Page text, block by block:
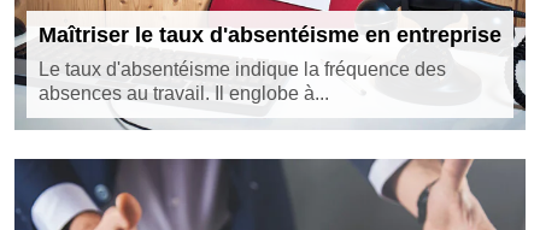
Maîtriser le taux d'absentéisme en entreprise
Le taux d'absentéisme indique la fréquence des
absences au travail. Il englobe à...